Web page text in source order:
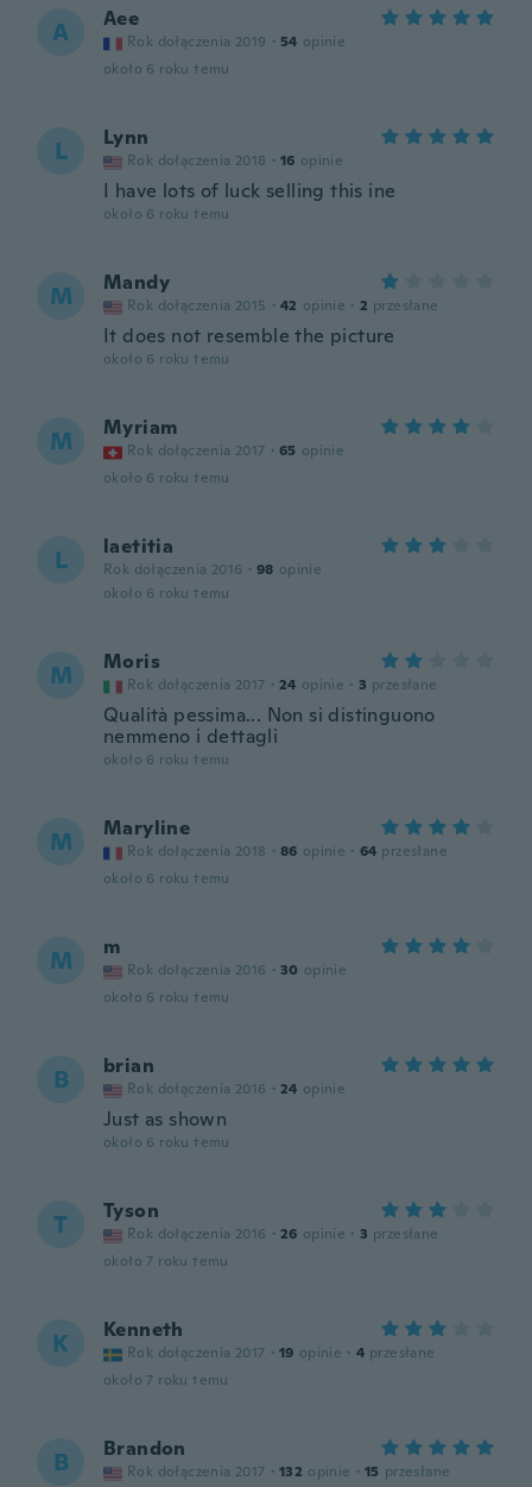
A Aee
Rok dołączenia 2019 · 54 opinie
około 6 roku temu
L Lynn
Rok dołączenia 2018 · 16 opinie
I have lots of luck selling this ine
około 6 roku temu
M Mandy
Rok dołączenia 2015 · 42 opinie · 2 przesłane
It does not resemble the picture
około 6 roku temu
M Myriam
Rok dołączenia 2017 · 65 opinie
około 6 roku temu
L laetitia
Rok dołączenia 2016 · 98 opinie
około 6 roku temu
M Moris
Rok dołączenia 2017 · 24 opinie · 3 przesłane
Qualità pessima... Non si distinguono
nemmeno i dettagli
około 6 roku temu
M Maryline
Rok dołączenia 2018 · 86 opinie · 64 przesłane
około 6 roku temu
M m
Rok dołączenia 2016 · 30 opinie
około 6 roku temu
B brian
Rok dołączenia 2016 · 24 opinie
Just as shown
około 6 roku temu
T Tyson
Rok dołączenia 2016 · 26 opinie · 3 przesłane
około 7 roku temu
K Kenneth
Rok dołączenia 2017 · 19 opinie · 4 przesłane
około 7 roku temu
B Brandon
Rok dołączenia 2017 · 132 opinie · 15 przesłane